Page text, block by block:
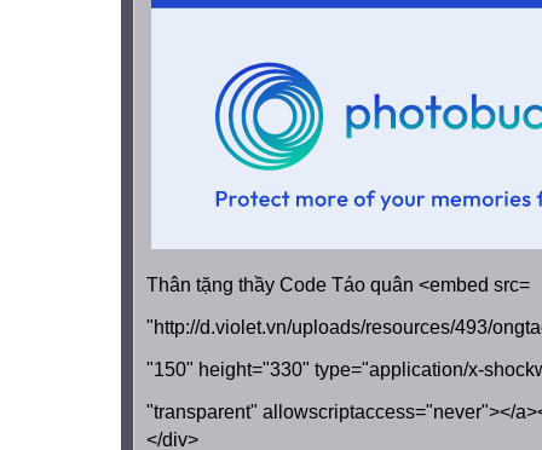
Thân tặng thầy Code Táo quân <embed src=
"http://d.violet.vn/uploads/resources/493/
"150" height="330" type="application/x-
"transparent" allowscriptaccess="never"></
</div>